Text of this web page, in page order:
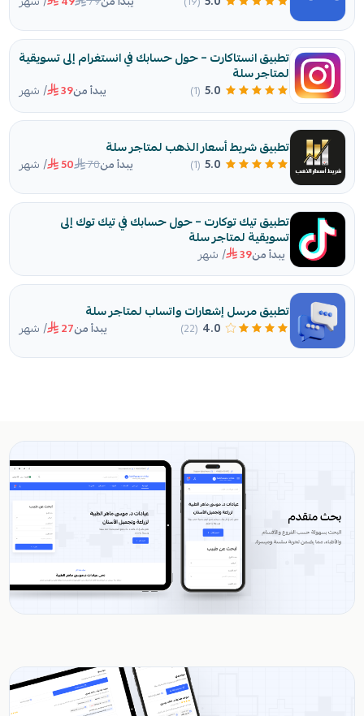
تطبيق انستاكارت – حول حسابك في انستغرام إلى تسويقية
لمتاجر سلة
5.0
(1) يبدأ من39 / شهر
تطبيق شريط أسعار الذهب لمتاجر سلة
5.0
(1) يبدأ من70
50 / شهر
تطبيق تيك توكارت – حول حسابك في تيك توك إلى
تسويقية لمتاجر سلة
يبدأ من39 / شهر
تطبيق مرسل إشعارات واتساب لمتاجر سلة
4.0
(22) يبدأ من27 / شهر